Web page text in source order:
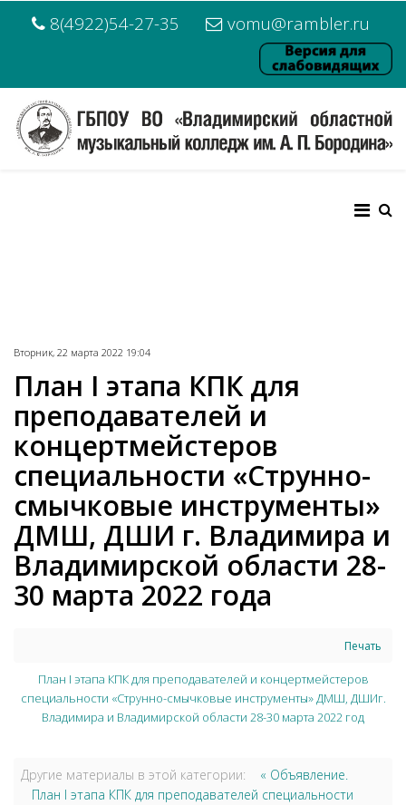
8(4922)54-27-35 vomu@rambler.ru
Вторник, 22 марта 2022 19:04
План I этапа КПК для
преподавателей и
концертмейстеров
специальности «Струнно-
смычковые инструменты»
ДМШ, ДШИ г. Владимира и
Владимирской области 28-
30 марта 2022 года
Печать
План I этапа КПК для преподавателей и концертмейстеров
специальности «Струнно-смычковые инструменты» ДМШ, ДШИг.
Владимира и Владимирской области 28-30 марта 2022 год
Другие материалы в этой категории:
« Объявление.
План I этапа КПК для преподавателей специальности